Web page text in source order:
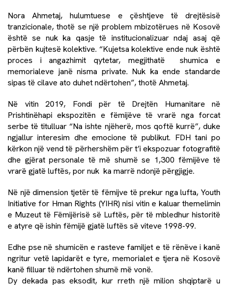
Nora Ahmetaj, hulumtuese e çështjeve të drejtësisë
tranzicionale, thotë se një problem mbizotërues në Kosovë
është se nuk ka qasje të institucionalizuar ndaj asaj që
përbën kujtesë kolektive. “Kujetsa kolektive ende nuk është
proces i angazhimit qytetar, megjithatë shumica e
memorialeve janë nisma private. Nuk ka ende standarde
sipas të cilave ato duhet ndërtohen”, thotë Ahmetaj.
Në vitin 2019, Fondi për të Drejtën Humanitare në
Prishtinëhapi ekspozitën e fëmijëve të vrarë nga forcat
serbe të titulluar “Na ishte njëherë, mos qoftë kurrë”, duke
ngjallur interesim dhe emocione të publikut. FDH tani po
kërkon një vend të përhershëm për t’i ekspozuar fotografitë
dhe gjërat personale të më shumë se 1,300 fëmijëve të
vrarë gjatë luftës, por nuk ka marrë ndonjë përgjigje.
Në një dimension tjetër të fëmijve të prekur nga lufta, Youth
Initiative for Hman Rights (YIHR) nisi vitin e kaluar themelimin
e Muzeut të Fëmijërisë së Luftës, për të mbledhur historitë
e atyre që ishin fëmijë gjatë luftës së viteve 1998-99.
Edhe pse në shumicën e rasteve familjet e të rënëve i kanë
ngritur vetë lapidarët e tyre, memorialet e tjera në Kosovë
kanë filluar të ndërtohen shumë më vonë.
Dy dekada pas eksodit, kur rreth një milion shqiptarë u